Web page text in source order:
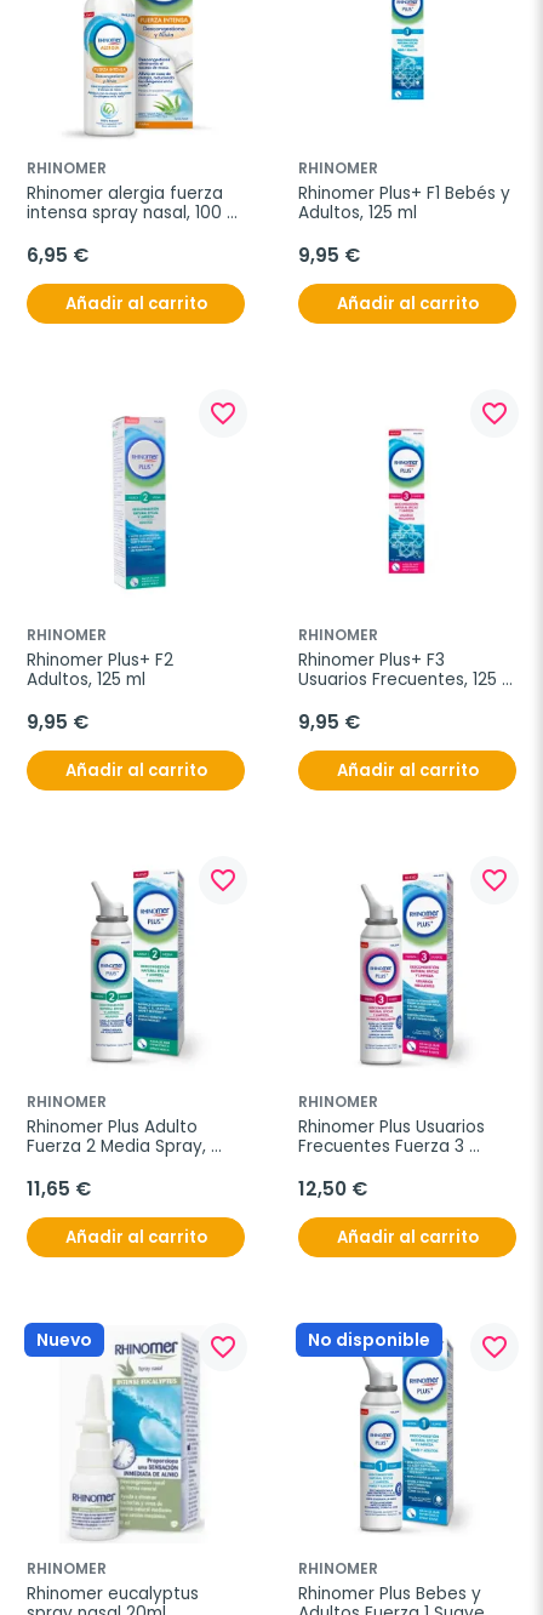
RHINOMER
Rhinomer alergia fuerza
intensa spray nasal, 100
6,95 €
Añadir al carrito
RHINOMER
Rhinomer Plus+ F1 Bebés y
Adultos, 125 ml
9,95 €
Añadir al carrito
favorite_border
RHINOMER
Rhinomer Plus+ F2
Adultos, 125 ml
9,95 €
Añadir al carrito
favorite_border
RHINOMER
Rhinomer Plus+ F3
Usuarios Frecuentes, 125
9,95 €
Añadir al carrito
favorite_border
RHINOMER
Rhinomer Plus Adulto
Fuerza 2 Media Spray,
11,65 €
Añadir al carrito
favorite_border
RHINOMER
Rhinomer Plus Usuarios
Frecuentes Fuerza 3
12,50 €
Añadir al carrito
Nuevo favorite_border
RHINOMER
Rhinomer eucalyptus
No disponible favorite_border
RHINOMER
Rhinomer Plus Bebes y